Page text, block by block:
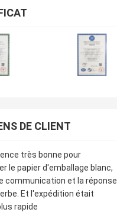
DE CLIENT
très bonne pour
le papier d'emballage blanc,
communication et la réponse
Et l'expédition était
rapide